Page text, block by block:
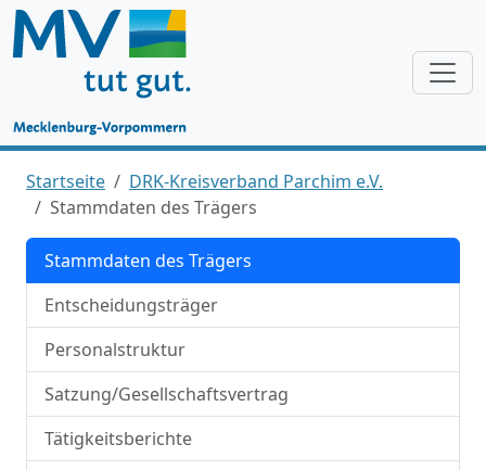
Startseite
DRK-Kreisverband Parchim e.V.
Stammdaten des Trägers
Stammdaten des Trägers
Entscheidungsträger
Personalstruktur
Satzung/Gesellschaftsvertrag
Tätigkeitsberichte